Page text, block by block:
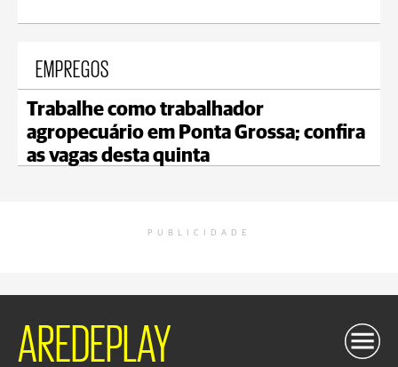
EMPREGOS
Trabalhe como trabalhador
agropecuário em Ponta Grossa; confira
as vagas desta quinta
PUBLICIDADE
AREDEPLAY